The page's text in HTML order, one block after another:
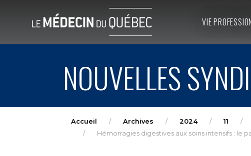
VIE
NOUVELLES
Accueil Archives 2024 11
Hémorragies digestives aux soins intensifs : le